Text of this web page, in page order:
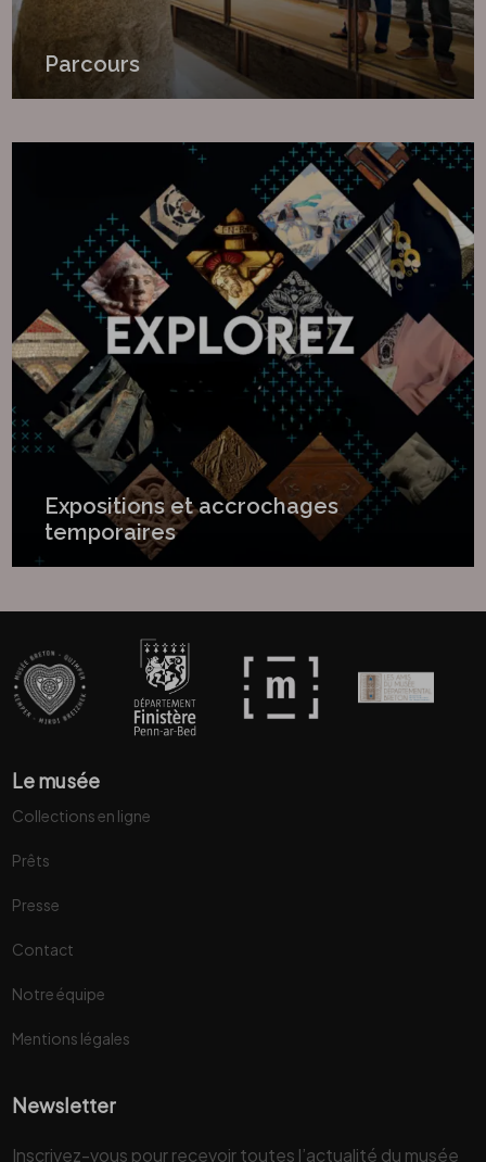
Parcours
Expositions et accrochages
temporaires
Le musée
Collections en ligne
Prêts
Presse
Contact
Notre équipe
Mentions légales
Newsletter
Inscrivez-vous pour recevoir toutes l’actualité du musée